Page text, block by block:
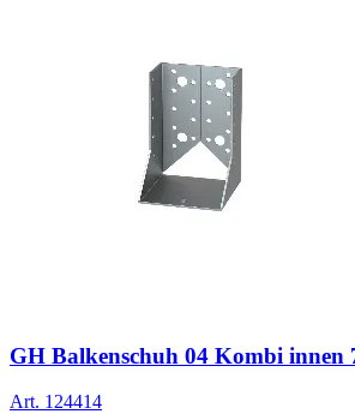
GH Balkenschuh 04 Kombi innen
Art. 124414